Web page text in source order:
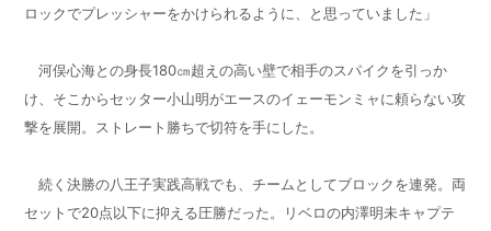
ロックでプレッシャーをかけられるように、と思っていました」
河俣心海との身長180㎝超えの高い壁で相手のスパイクを引っか
け、そこからセッター小山明がエースのイェーモンミャに頼らない攻
撃を展開。ストレート勝ちで切符を手にした。
続く決勝の八王子実践高戦でも、チームとしてブロックを連発。両
セットで20点以下に抑える圧勝だった。リベロの内澤明未キャプテ